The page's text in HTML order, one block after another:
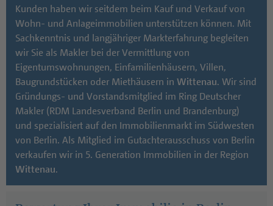
wurde das Dorf nach seinem verstorbenen
Gemeindevorsteher Witte in Wittenauumbenannt
und 1920 nach Berlin eingemeindet. Um die Dorfaue
gibt es noch Gutshöfe mit denkmalgeschützten
Bauernhäusern. Die Infrastruktur ist sehr gut. Neben
Kitas, Schulen und Ärzten gibt es vielfältige
Einkaufsmöglichkeiten. Die gute Verkehrsanbindung
Wittenaus über U- und S-Bahn wird zusätzlich von
diversen Buslinien unterstützt.
Sie suchen einen seriösen Makler inWittenaufür den
Verkauf Ihrer Immobilie - wir begleiten Sie gern!
Kunden haben wir seitdem beim Kauf und Verkauf von
Wohn- und Anlageimmobilien unterstützen können. Mit
Sachkenntnis und langjähriger Markterfahrung begleiten
wir Sie als Makler bei der Vermittlung von
Eigentumswohnungen, Einfamilienhäusern, Villen,
Baugrundstücken oder Miethäusern in Wittenau. Wir sind
Gründungs- und Vorstandsmitglied im Ring Deutscher
Makler (RDM Landesverband Berlin und Brandenburg)
und spezialisiert auf den Immobilienmarkt im Südwesten
von Berlin. Als Mitglied im Gutachterausschuss von Berlin
verkaufen wir in 5. Generation Immobilien in der Region
Wittenau.